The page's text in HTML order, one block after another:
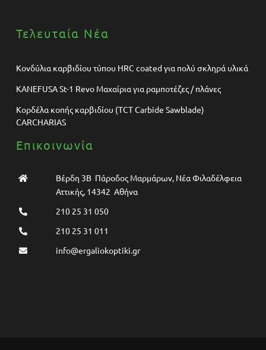
Τελευταία Νέα
Κονδύλια καρβιδίου τύπου HRC coated για πολύ σκληρά υλικά
KANEFUSA St-1 Revo Μαχαίρια για ραμποτέζες / πλάνες
Κορδέλα κοπής καρβιδίου (TCT Carbide Sawblade)
CARCHARIAS
Επικοινωνία
Βέρδη 3Β Πάροδος Μαρμάρων, Νέα Φιλαδέλφεια
Αττικής, 14342 Αθήνα
210 25 31 050
210 25 31 011
info@ergaliokoptiki.gr